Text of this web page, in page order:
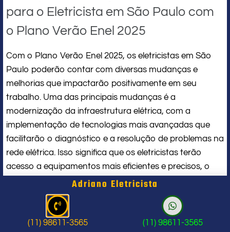
para o Eletricista em São Paulo com
o Plano Verão Enel 2025
Com o Plano Verão Enel 2025, os eletricistas em São
Paulo poderão contar com diversas mudanças e
melhorias que impactarão positivamente em seu
trabalho. Uma das principais mudanças é a
modernização da infraestrutura elétrica, com a
implementação de tecnologias mais avançadas que
facilitarão o diagnóstico e a resolução de problemas na
rede elétrica. Isso significa que os eletricistas terão
acesso a equipamentos mais eficientes e precisos, o
que contribuirá para a agilidade e qualidade dos
serviços prestados.
Além disso, a Enel está investindo em programas de
Adriano Eletricista
(11) 98611-3565 (11) 98611-3565